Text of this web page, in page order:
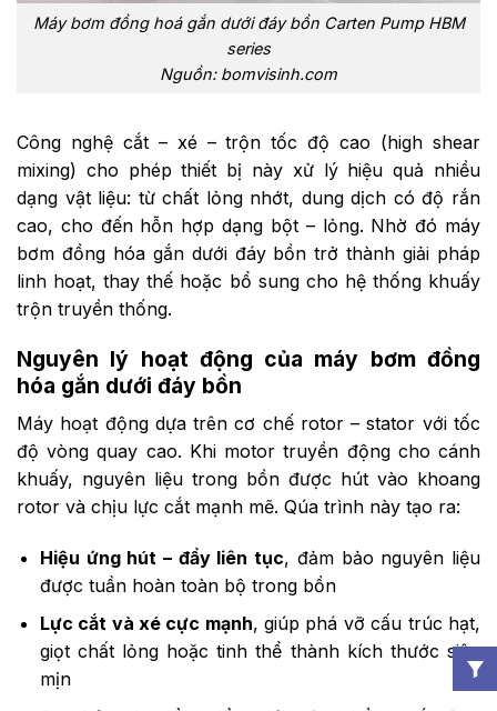
Máy bơm đồng hoá gắn dưới đáy bồn Carten Pump HBM
series
Nguồn: bomvisinh.com
Công nghệ cắt – xé – trộn tốc độ cao (high shear
mixing) cho phép thiết bị này xử lý hiệu quả nhiều
dạng vật liệu: từ chất lỏng nhớt, dung dịch có độ rắn
cao, cho đến hỗn hợp dạng bột – lỏng. Nhờ đó máy
bơm đồng hóa gắn dưới đáy bồn trở thành giải pháp
linh hoạt, thay thế hoặc bổ sung cho hệ thống khuấy
trộn truyền thống.
Nguyên lý hoạt động của máy bơm đồng
hóa gắn dưới đáy bồn
Máy hoạt động dựa trên cơ chế rotor – stator với tốc
độ vòng quay cao. Khi motor truyền động cho cánh
khuấy, nguyên liệu trong bồn được hút vào khoang
rotor và chịu lực cắt mạnh mẽ. Qúa trình này tạo ra:
Hiệu ứng hút – đẩy liên tục, đảm bảo nguyên liệu
được tuần hoàn toàn bộ trong bồn
Lực cắt và xé cực mạnh, giúp phá vỡ cấu trúc hạt,
giọt chất lỏng hoặc tinh thể thành kích thước siêu
mịn